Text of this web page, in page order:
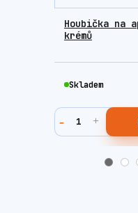
Houbička na
krémů
Skladem